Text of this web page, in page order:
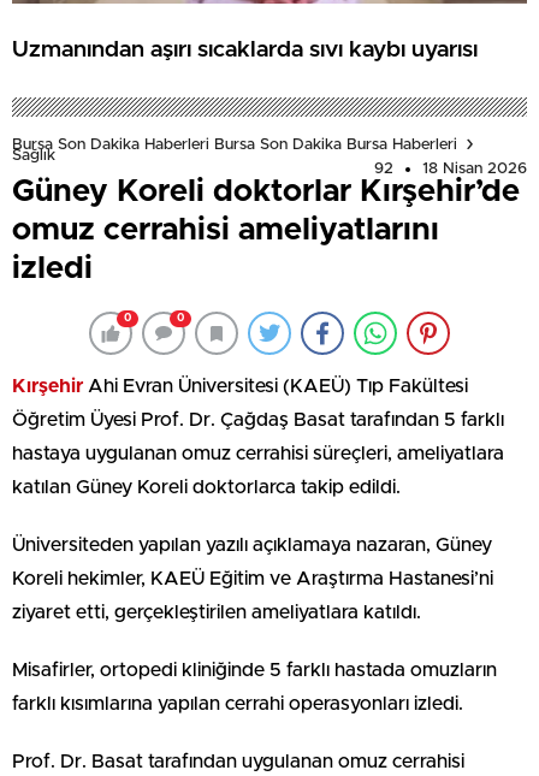
Uzmanından aşırı sıcaklarda sıvı kaybı uyarısı
Bursa Son Dakika Haberleri Bursa Son Dakika Bursa Haberleri
Sağlık
92
18 Nisan 2026
Güney Koreli doktorlar Kırşehir’de
omuz cerrahisi ameliyatlarını
izledi
0 0
Kırşehir Ahi Evran Üniversitesi (KAEÜ) Tıp Fakültesi
Öğretim Üyesi Prof. Dr. Çağdaş Basat tarafından 5 farklı
hastaya uygulanan omuz cerrahisi süreçleri, ameliyatlara
katılan Güney Koreli doktorlarca takip edildi.
Üniversiteden yapılan yazılı açıklamaya nazaran, Güney
Koreli hekimler, KAEÜ Eğitim ve Araştırma Hastanesi’ni
ziyaret etti, gerçekleştirilen ameliyatlara katıldı.
Misafirler, ortopedi kliniğinde 5 farklı hastada omuzların
farklı kısımlarına yapılan cerrahi operasyonları izledi.
Prof. Dr. Basat tarafından uygulanan omuz cerrahisi